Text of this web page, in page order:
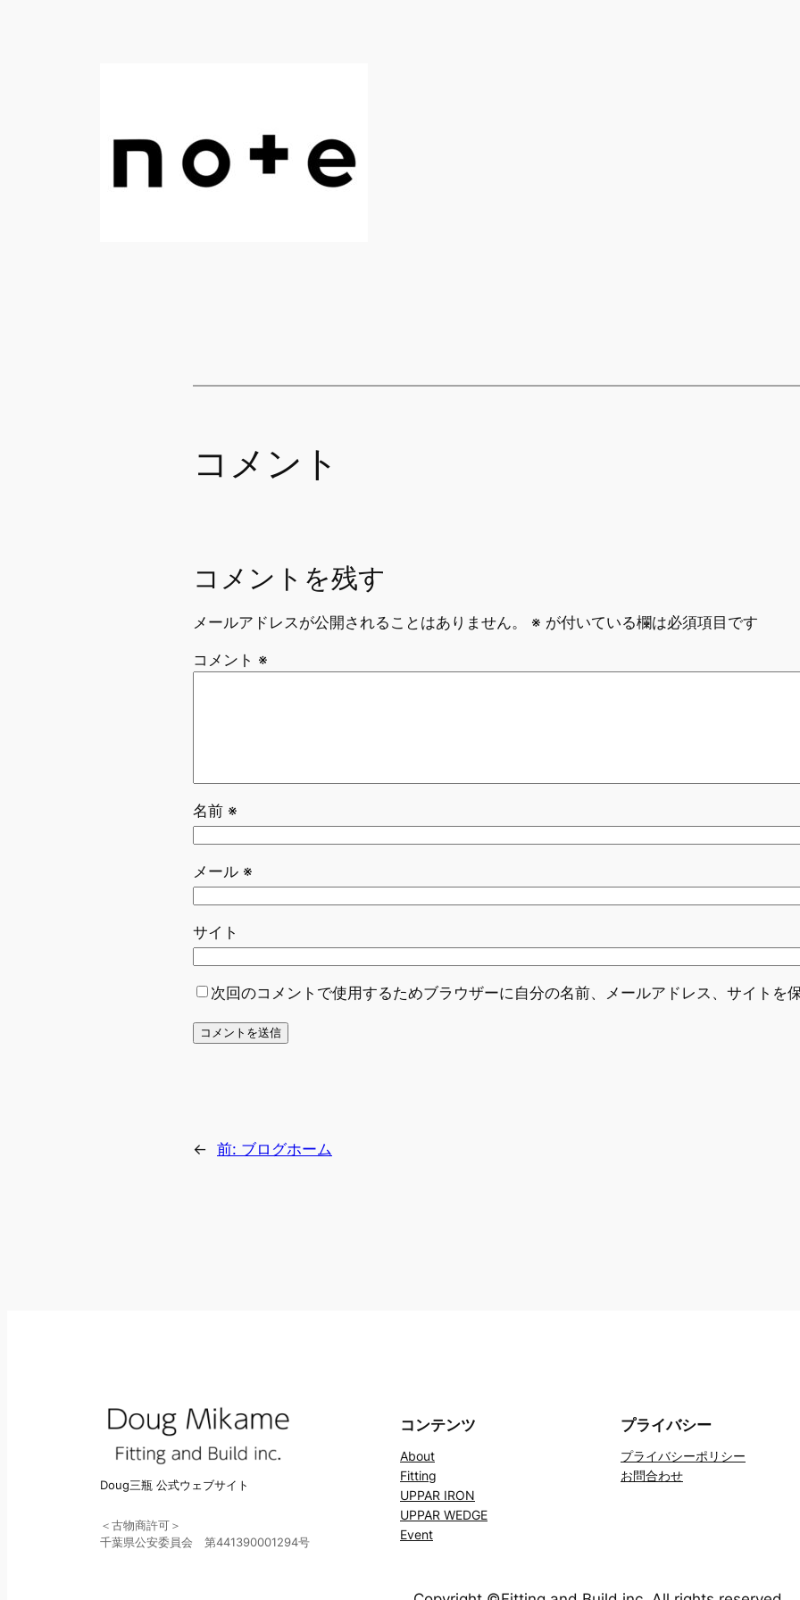
コメント
コメントを残す
メールアドレスが公開されることはありません。 ※ が付いている欄は必須項目です
コメント ※
名前 ※
メール ※
サイト
次回のコメントで使用するためブラウザーに自分の名前、メールアドレス、サイトを保
← 前: ブログホーム
Doug三瓶 公式ウェブサイト
＜古物商許可＞
千葉県公安委員会 第441390001294号
コンテンツ
About
Fitting
UPPAR IRON
UPPAR WEDGE
Event
プライバシー
プライバシーポリシー
お問合わせ